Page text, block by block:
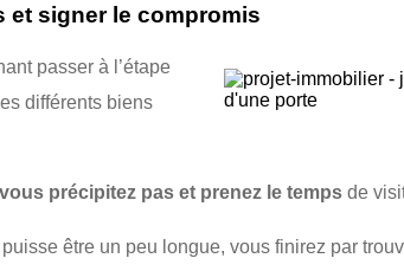
et signer le compromis
passer à l’étape
différents biens
précipitez pas et prenez le temps de
être un peu longue, vous finirez par